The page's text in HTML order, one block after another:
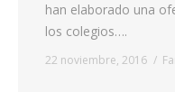
han elaborado una
los colegios….
22 noviembre, 2016